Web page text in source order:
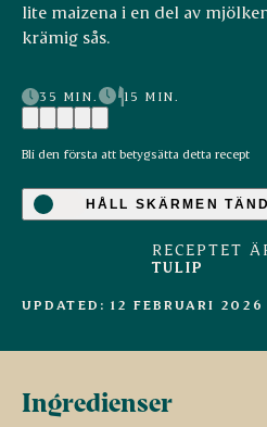
lite maizena i en del av
krämig sås.
35 MIN. 15 MIN.
Bli den första att betygsätta detta recept
HÅLL SKÄRMEN TÄND
RECEPTET
TULIP
UPDATED: 12 FEBRUARI 2026
Ingredienser